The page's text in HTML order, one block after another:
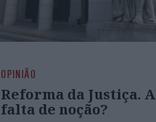
OPINIÃO
Reforma da Justiça. A
falta de noção?